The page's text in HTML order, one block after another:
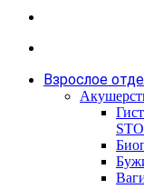
Взрослое